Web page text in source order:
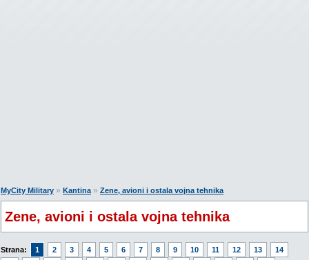
MyCity Military » Kantina» Zene, avioni i ostala vojna tehnika
Zene, avioni i ostala vojna tehnika
Strana: 1 2 3 4 5 6 7 8 9 10 11 12 13
14